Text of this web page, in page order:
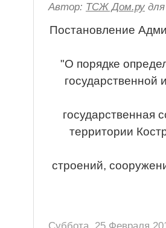
Автор: ТСЖ Дом.ру
Постановление
"О порядке
государственной
государственная
территории
строений,
Суббота, 25 Февраля